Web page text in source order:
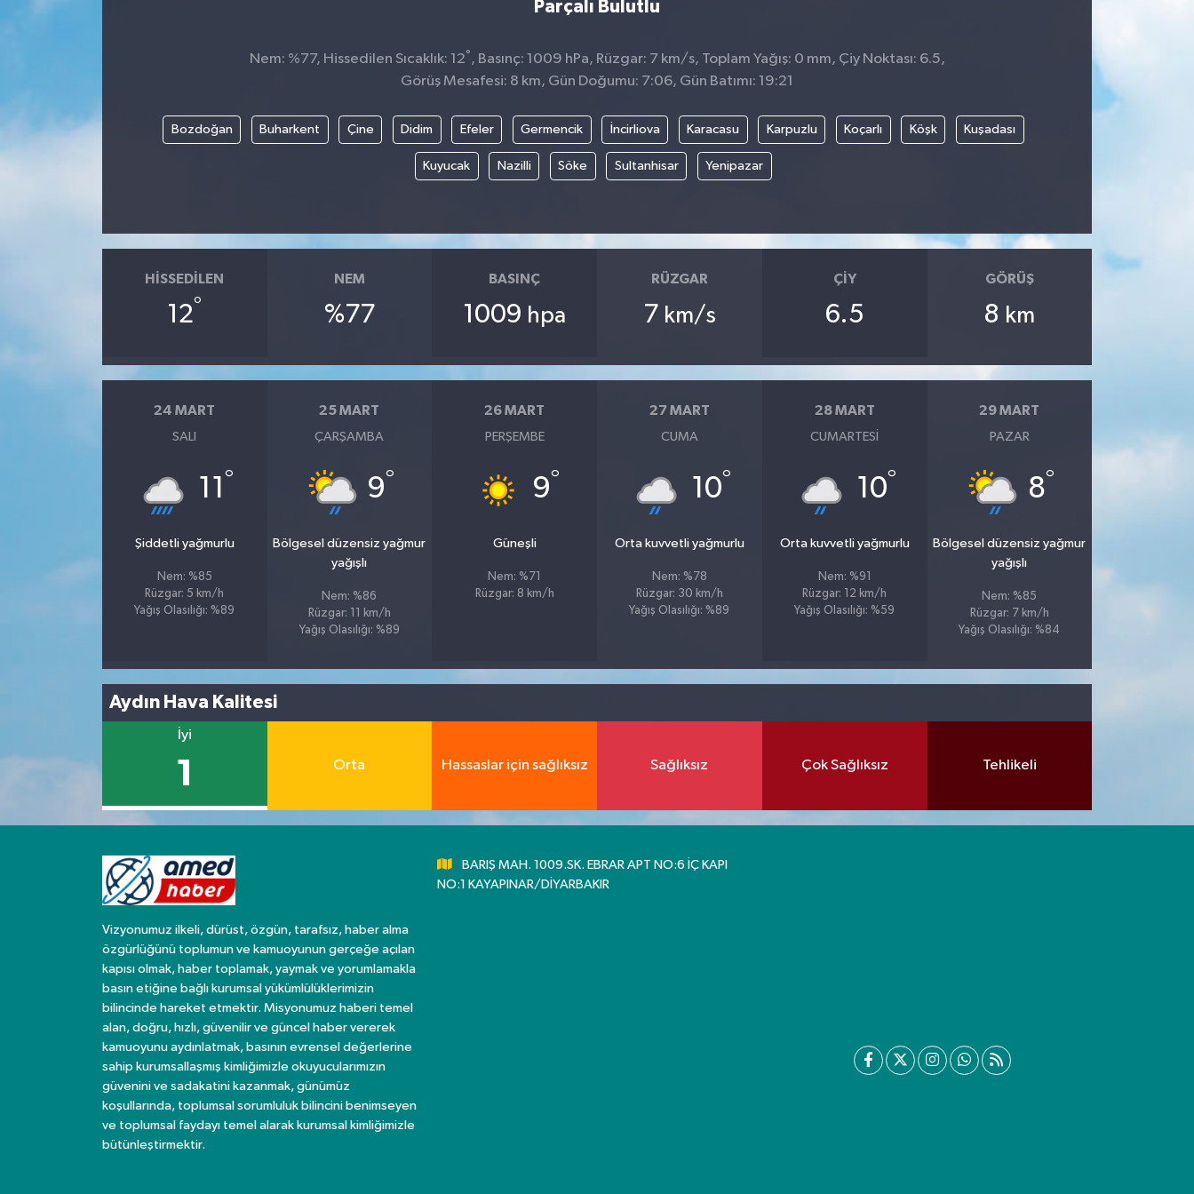
Parçalı Bulutlu
Nem: %77, Hissedilen Sıcaklık: 12° , Basınç: 1009 hPa, Rüzgar: 7 km/s, Toplam Yağış: 0 mm, Çiy Noktası: 6.5,
Görüş Mesafesi: 8 km, Gün Doğumu: 7:06, Gün Batımı: 19:21
Bozdoğan Buharkent Çine Didim Efeler Germencik İncirliova Karacasu Karpuzlu Koçarlı Köşk Kuşadası
Kuyucak Nazilli Söke Sultanhisar Yenipazar
HISSEDILEN
12°
NEM
%77
BASINÇ
1009 hpa
RÜZGAR
7 km/s
ÇIY
6.5
GÖRÜŞ
8 km
24 MART
SALI
11 °
Şiddetli yağmurlu
Nem: %85
Rüzgar: 5 km/h
Yağış Olasılığı: %89
25 MART
ÇARŞAMBA
9°
Bölgesel düzensiz yağmur
yağışlı
Nem: %86
Rüzgar: 11 km/h
Yağış Olasılığı: %89
26 MART
PERŞEMBE
9°
Güneşli
Nem: %71
Rüzgar: 8 km/h
27 MART
CUMA
10°
Orta kuvvetli yağmurlu
Nem: %78
Rüzgar: 30 km/h
Yağış Olasılığı: %89
28 MART
CUMARTESI
10°
Orta kuvvetli yağmurlu
Nem: %91
Rüzgar: 12 km/h
Yağış Olasılığı: %59
29 MART
PAZAR
8°
Bölgesel düzensiz yağmur
yağışlı
Nem: %85
Rüzgar: 7 km/h
Yağış Olasılığı: %84
Aydın Hava Kalitesi
İyi
1 Orta Hassaslar için sağlıksız Sağlıksız Çok Sağlıksız Tehlikeli
Vizyonumuz ilkeli, dürüst, özgün, tarafsız, haber alma
özgürlüğünü toplumun ve kamuoyunun gerçeğe açılan
kapısı olmak, haber toplamak, yaymak ve yorumlamakla
basın etiğine bağlı kurumsal yükümlülüklerimizin
bilincinde hareket etmektir. Misyonumuz haberi temel
alan, doğru, hızlı, güvenilir ve güncel haber vererek
kamuoyunu aydınlatmak, basının evrensel değerlerine
sahip kurumsallaşmış kimliğimizle okuyucularımızın
güvenini ve sadakatini kazanmak, günümüz
koşullarında, toplumsal sorumluluk bilincini benimseyen
ve toplumsal faydayı temel alarak kurumsal kimliğimizle
bütünleştirmektir.
BARIŞ MAH. 1009.SK. EBRAR APT NO:6 İÇ KAPI
NO:1 KAYAPINAR/DİYARBAKIR
Gündem